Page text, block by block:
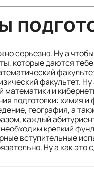
серьезно. Ну а
которые даются тебе
факультет. Ну
математики и
подготовки: химия и
география, а
каждый
крепкий
вступительные
Ну а как